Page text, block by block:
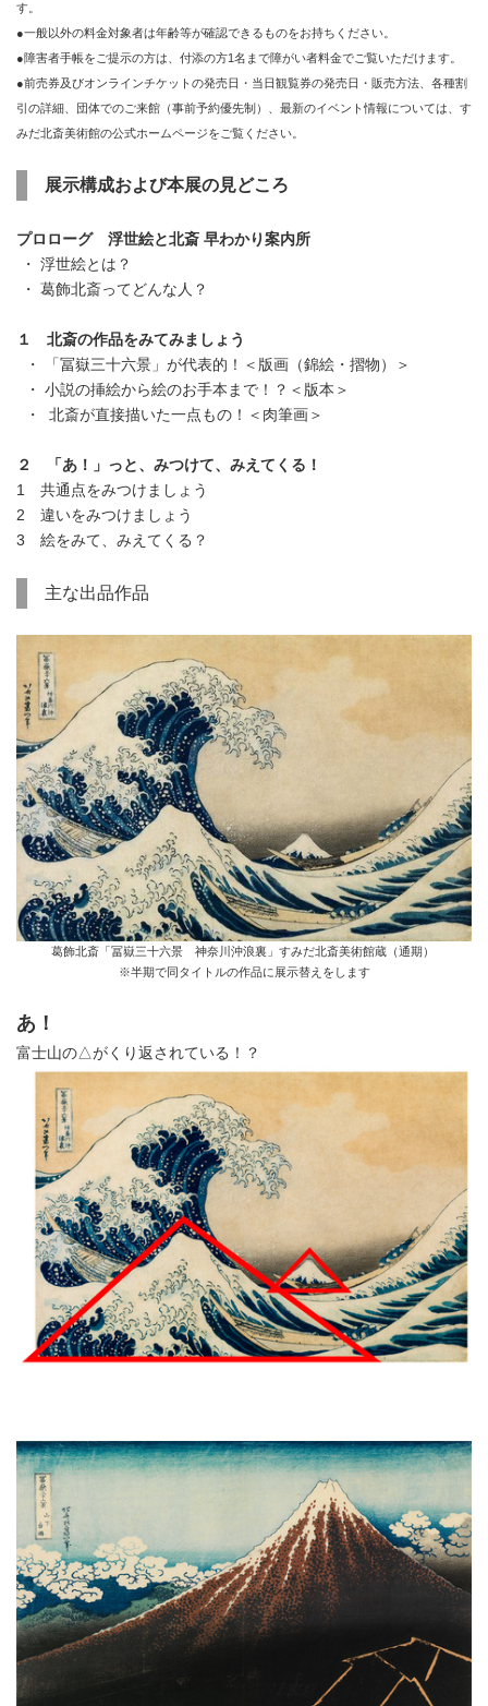
す。
●一般以外の料金対象者は年齢等が確認できるものをお持ちください。
●障害者手帳をご提示の方は、付添の方1名まで障がい者料金でご覧いただけます。
●前売券及びオンラインチケットの発売日・当日観覧券の発売日・販売方法、各種割
引の詳細、団体でのご来館（事前予約優先制）、最新のイベント情報については、す
みだ北斎美術館の公式ホームページをご覧ください。
展示構成および本展の見どころ
プロローグ 浮世絵と北斎 早わかり案内所
・ 浮世絵とは？
・ 葛飾北斎ってどんな人？
１ 北斎の作品をみてみましょう
・ 「冨嶽三十六景」が代表的！＜版画（錦絵・摺物）＞
・ 小説の挿絵から絵のお手本まで！？＜版本＞
・ 北斎が直接描いた一点もの！＜肉筆画＞
２ 「あ！」っと、みつけて、みえてくる！
1 共通点をみつけましょう
2 違いをみつけましょう
3 絵をみて、みえてくる？
主な出品作品
葛飾北斎「冨嶽三十六景 神奈川沖浪裏」すみだ北斎美術館蔵（通期）
※半期で同タイトルの作品に展示替えをします
あ！
富士山の△がくり返されている！？